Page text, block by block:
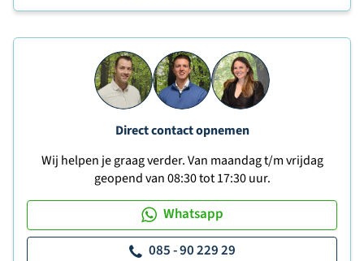
Direct contact opnemen
Wij helpen je graag verder. Van maandag t/m vrijdag
geopend van 08:30 tot 17:30 uur.
Whatsapp
085 - 90 229 29